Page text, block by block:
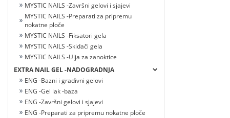
MYSTIC NAILS -Završni gelovi i sjajevi
MYSTIC NAILS -Preparati za pripremu
nokatne ploče
MYSTIC NAILS -Fiksatori gela
MYSTIC NAILS -Skidači gela
MYSTIC NAILS -Ulja za zanoktice
EXTRA NAIL GEL -NADOGRADNJA
ENG -Bazni i gradivni gelovi
ENG -Gel lak -baza
ENG -Završni gelovi i sjajevi
ENG -Preparati za pripremu nokatne ploče